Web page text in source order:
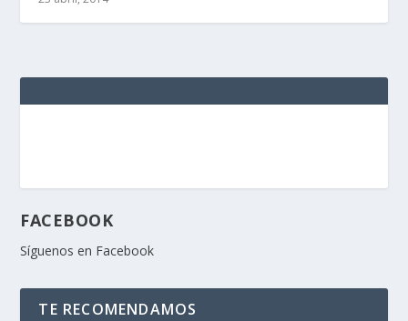
FACEBOOK
Síguenos en Facebook
TE RECOMENDAMOS